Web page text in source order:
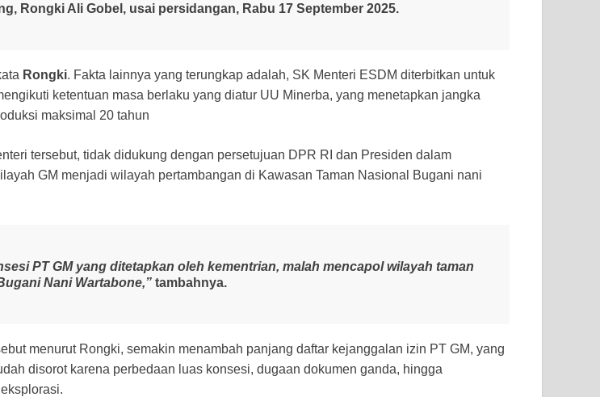
Rongki Ali Gobel, usai persidangan, Rabu 17 September 2025.
Rongki. Fakta lainnya yang terungkap adalah, SK Menteri ESDM diterbitkan untuk
ketentuan masa berlaku yang diatur UU Minerba, yang menetapkan jangka
maksimal 20 tahun
tersebut, tidak didukung dengan persetujuan DPR RI dan Presiden dalam
GM menjadi wilayah pertambangan di Kawasan Taman Nasional Bugani nani
PT GM yang ditetapkan oleh kementrian, malah mencapol wilayah taman
Nani Wartabone,” tambahnya.
menurut Rongki, semakin menambah panjang daftar kejanggalan izin PT GM, yang
disorot karena perbedaan luas konsesi, dugaan dokumen ganda, hingga